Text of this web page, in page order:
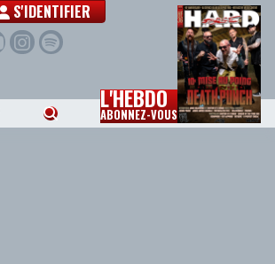
S'IDENTIFIER
L'HEBDO
ABONNEZ-VOUS